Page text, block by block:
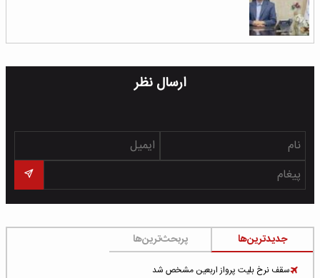
ارسال نظر
جدیدترین‌ها پربحث‌ترین‌ها
سقف نرخ بلیت پرواز اربعین مشخص شد